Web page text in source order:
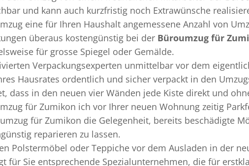
und kann auch kurzfristig noch Extrawünsche
eine für Ihren Haushalt angemessene Anzahl von
überaus kostengünstig bei der Büroumzug für
für grosse Spiegel oder Gemälde.
Verpackungsexperten unmittelbar vor dem
Hausrates ordentlich und sicher verpackt in den
dass in den neuen vier Wänden jede Kiste direkt und
für Zumikon ich vor Ihrer neuen Wohnung zeitig
für Zumikon die Gelegenheit, bereits beschädigte
reparieren zu lassen.
Polstermöbel oder Teppiche vor dem Ausladen in der
für Sie entsprechende Spezialunternehmen, die für